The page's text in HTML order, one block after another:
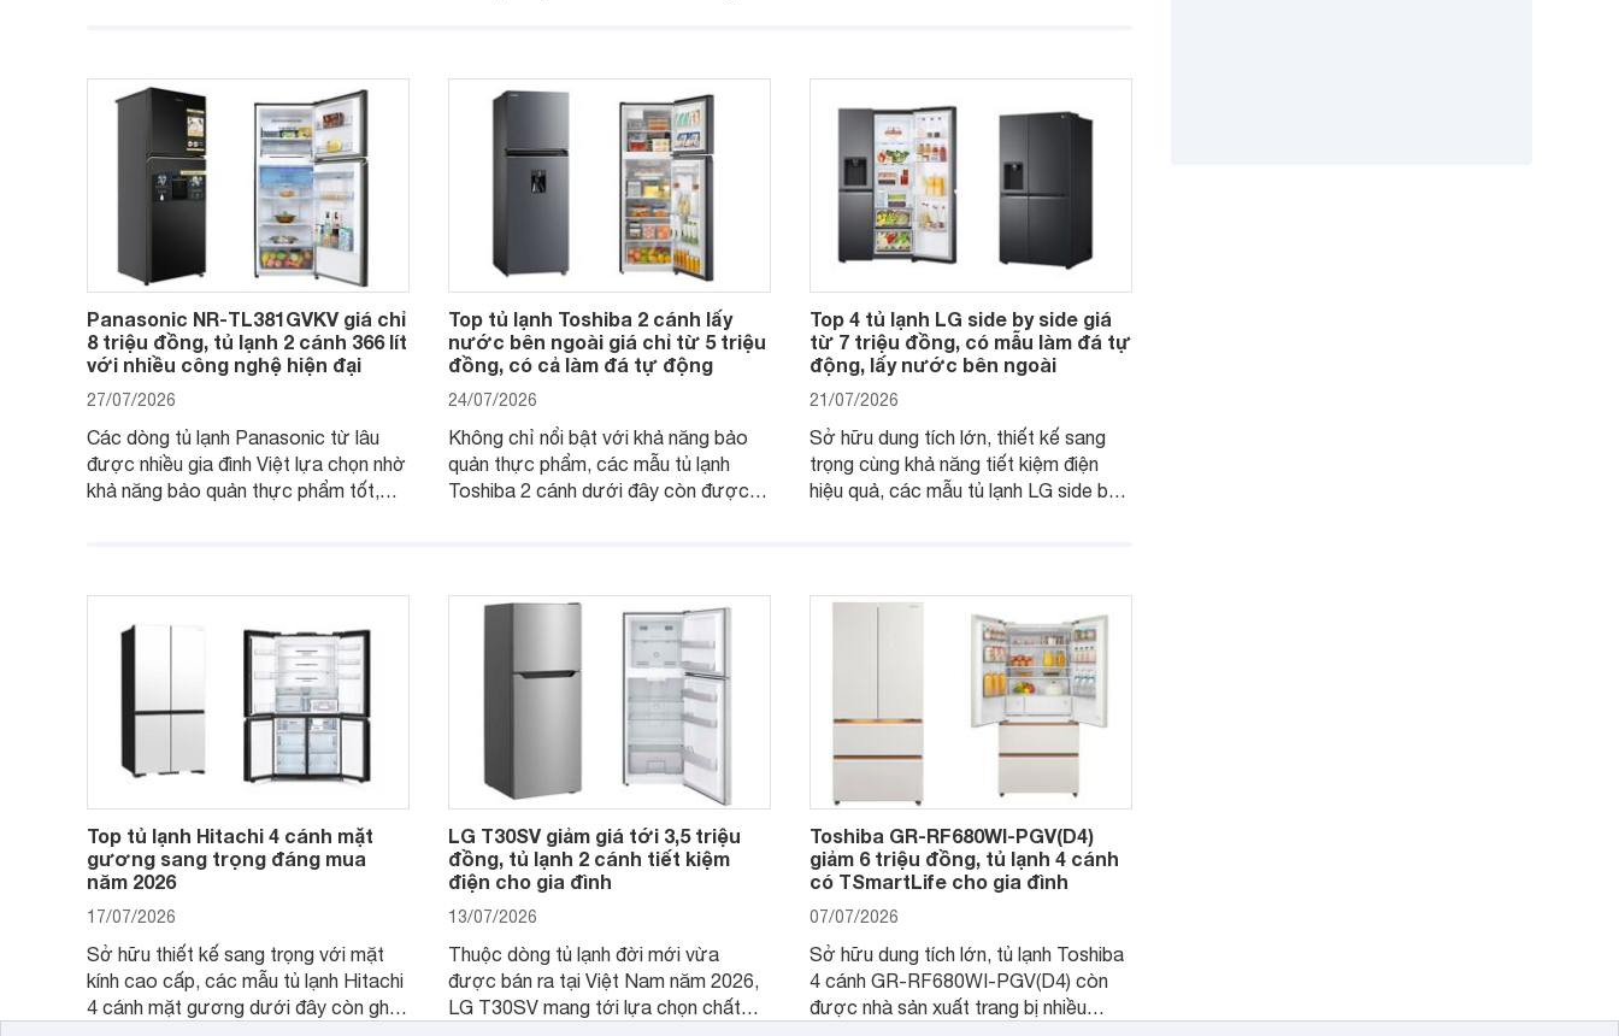
nhiều công nghệ.
Panasonic NR-TL381GVKV giá chỉ
8 triệu đồng, tủ lạnh 2 cánh 366 lít
với nhiều công nghệ hiện đại
27/07/2026
Các dòng tủ lạnh Panasonic từ lâu
được nhiều gia đình Việt lựa chọn nhờ
khả năng bảo quản thực phẩm tốt,
phân khúc khiến không ít người dùng
phải cân nhắc. Trên thị trường hiện
Top tủ lạnh Toshiba 2 cánh lấy
nước bên ngoài giá chỉ từ 5 triệu
đồng, có cả làm đá tự động
24/07/2026
Không chỉ nổi bật với khả năng bảo
quản thực phẩm, các mẫu tủ lạnh
Toshiba 2 cánh dưới đây còn được
Top 4 tủ lạnh LG side by side giá
từ 7 triệu đồng, có mẫu làm đá tự
động, lấy nước bên ngoài
21/07/2026
Sở hữu dung tích lớn, thiết kế sang
trọng cùng khả năng tiết kiệm điện
hiệu quả, các mẫu tủ lạnh LG side by
by side có mức giá từ khoảng 7 triệu
đồng đáng chú ý trong năm 2026.
Top tủ lạnh Hitachi 4 cánh mặt
gương sang trọng đáng mua
năm 2026
17/07/2026
Sở hữu thiết kế sang trọng với mặt
kính cao cấp, các mẫu tủ lạnh Hitachi
4 cánh mặt gương dưới đây còn ghi
LG T30SV giảm giá tới 3,5 triệu
đồng, tủ lạnh 2 cánh tiết kiệm
điện cho gia đình
13/07/2026
Thuộc dòng tủ lạnh đời mới vừa
được bán ra tại Việt Nam năm 2026,
LG T30SV mang tới lựa chọn chất
Toshiba GR-RF680WI-PGV(D4)
giảm 6 triệu đồng, tủ lạnh 4 cánh
có TSmartLife cho gia đình
07/07/2026
Sở hữu dung tích lớn, tủ lạnh Toshiba
4 cánh GR-RF680WI-PGV(D4) còn
được nhà sản xuất trang bị nhiều